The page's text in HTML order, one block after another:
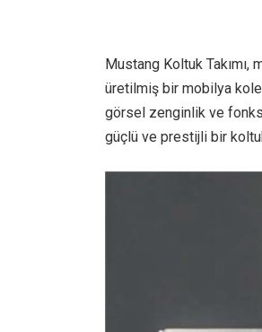
Mustang Koltuk
üretilmiş bir mobilya
görsel zenginlik ve
güçlü ve prestijli bir